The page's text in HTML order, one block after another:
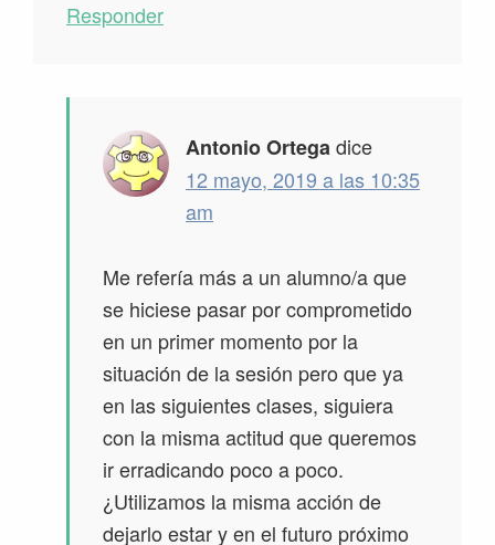
Responder
Antonio Ortegadice
12 mayo, 2019 a las 10:35
am
Me refería más a un alumno/a que
se hiciese pasar por comprometido
en un primer momento por la
situación de la sesión pero que ya
en las siguientes clases, siguiera
con la misma actitud que queremos
ir erradicando poco a poco.
¿Utilizamos la misma acción de
dejarlo estar y en el futuro próximo